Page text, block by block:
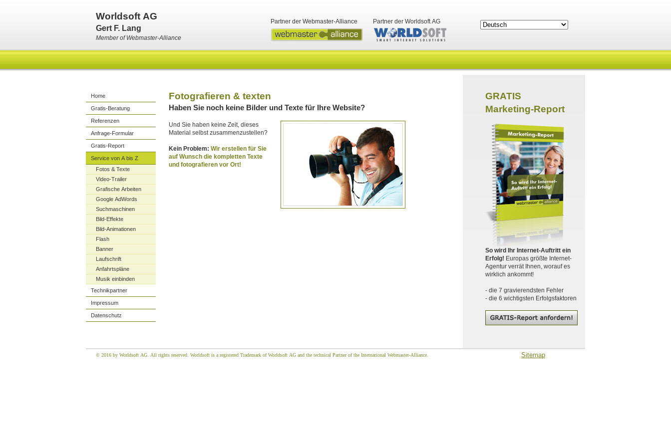
Worldsoft AG
Gert F. Lang
Member of Webmaster-Alliance
Partner der Webmaster-Alliance Partner der Worldsoft AG
Home
Gratis-Beratung
Referenzen
Anfrage-Formular
Gratis-Report
Service von A bis Z
Fotos & Texte
Video-Trailer
Grafische Arbeiten
Google AdWords
Suchmaschinen
Bild-Effekte
Bild-Animationen
Flash
Banner
Laufschrift
Anfahrtspläne
Musik einbinden
Technikpartner
Impressum
Datenschutz
Fotografieren & texten
Haben Sie noch keine Bilder und Texte für Ihre Website?
Und Sie haben keine Zeit, dieses
Material selbst zusammenzustellen?
Kein Problem: Wir erstellen für Sie
auf Wunsch die kompletten Texte
und fotografieren vor Ort!
GRATIS
Marketing-Report
So wird Ihr Internet-Auftritt ein
Erfolg! Europas größte Internet-
Agentur verrät Ihnen, worauf es
wirklich ankommt!
- die 7 gravierendsten Fehler
- die 6 wichtigsten Erfolgsfaktoren
© 2016 by Worldsoft AG. All rights reserved. Worldsoft is a registered Trademark of Worldsoft AG and the technical Partner of the International Webmaster-Alliance. Sitemap